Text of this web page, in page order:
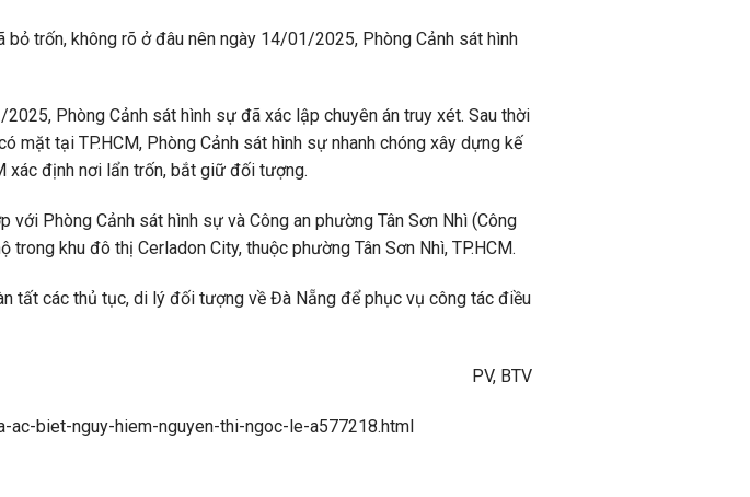
bỏ trốn, không rõ ở đâu nên ngày 14/01/2025, Phòng Cảnh sát hình
Phòng Cảnh sát hình sự đã xác lập chuyên án truy xét. Sau thời
mặt tại TP.HCM, Phòng Cảnh sát hình sự nhanh chóng xây dựng kế
xác định nơi lẩn trốn, bắt giữ đối tượng.
Phòng Cảnh sát hình sự và Công an phường Tân Sơn Nhì (Công
khu đô thị Cerladon City, thuộc phường Tân Sơn Nhì, TP.HCM.
tất các thủ tục, di lý đối tượng về Đà Nẵng để phục vụ công tác điều
PV, BTV
ac-biet-nguy-hiem-nguyen-thi-ngoc-le-a577218.html